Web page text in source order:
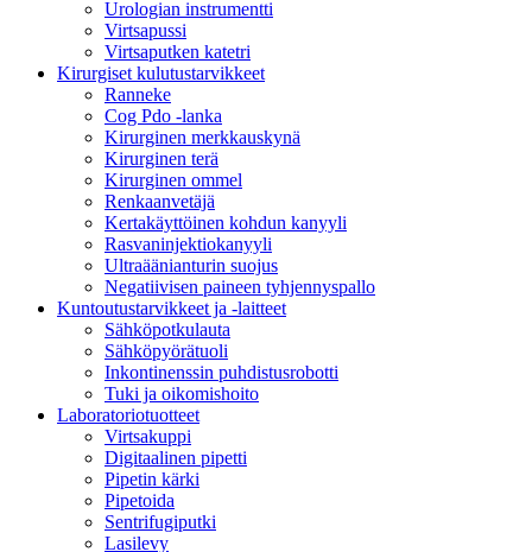
Urologian instrumentti
Virtsapussi
Virtsaputken katetri
Kirurgiset kulutustarvikkeet
Ranneke
Cog Pdo -lanka
Kirurginen merkkauskynä
Kirurginen terä
Kirurginen ommel
Renkaanvetäjä
Kertakäyttöinen kohdun kanyyli
Rasvaninjektiokanyyli
Ultraäänianturin suojus
Negatiivisen paineen tyhjennyspallo
Kuntoutustarvikkeet ja -laitteet
Sähköpotkulauta
Sähköpyörätuoli
Inkontinenssin puhdistusrobotti
Tuki ja oikomishoito
Laboratoriotuotteet
Virtsakuppi
Digitaalinen pipetti
Pipetin kärki
Pipetoida
Sentrifugiputki
Lasilevy